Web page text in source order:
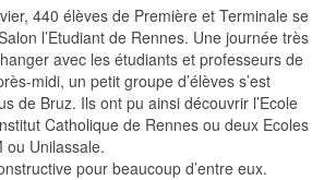
440 élèves de Première et Terminale se
l’Etudiant de Rennes. Une journée très
avec les étudiants et professeurs de
midi, un petit groupe d’élèves s’est
de Bruz. Ils ont pu ainsi découvrir l’Ecole
Catholique de Rennes ou deux Ecoles
ou Unilassale.
pour beaucoup d’entre eux.